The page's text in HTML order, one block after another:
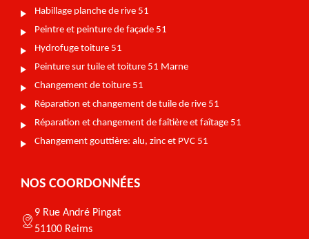
Habillage planche de rive 51
Peintre et peinture de façade 51
Hydrofuge toiture 51
Peinture sur tuile et toiture 51 Marne
Changement de toiture 51
Réparation et changement de tuile de rive 51
Réparation et changement de faîtière et faîtage 51
Changement gouttière: alu, zinc et PVC 51
NOS COORDONNÉES
9 Rue André Pingat
51100 Reims